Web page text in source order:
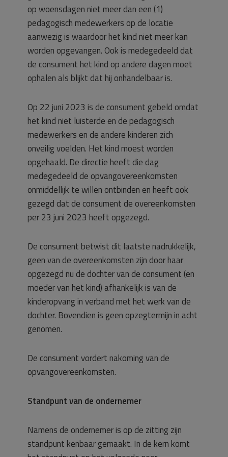
op woensdagen niet meer dan een (1)
pedagogisch medewerkers op de locatie
aanwezig is waardoor het kind niet meer kan
worden opgevangen. Ook is medegedeeld dat
de consument het kind op andere dagen moet
ophalen als blijkt dat hij onhandelbaar is.
Op 22 juni 2023 is de consument gebeld omdat
het kind niet luisterde en de pedagogisch
medewerkers en de andere kinderen zich
onveilig voelden. Het kind moest worden
opgehaald. De directie heeft die dag
medegedeeld de opvangovereenkomsten
onmiddellijk te willen ontbinden en heeft ook
gezegd dat de consument de overeenkomsten
per 23 juni 2023 heeft opgezegd.
De consument betwist dit laatste nadrukkelijk,
geen van de overeenkomsten zijn door haar
opgezegd nu de dochter van de consument (en
moeder van het kind) afhankelijk is van de
kinderopvang in verband met het werk van de
dochter. Bovendien is geen opzegtermijn in acht
genomen.
De consument vordert nakoming van de
opvangovereenkomsten.
Standpunt van de ondernemer
Namens de ondernemer is op de zitting zijn
standpunt kenbaar gemaakt. In de kern komt